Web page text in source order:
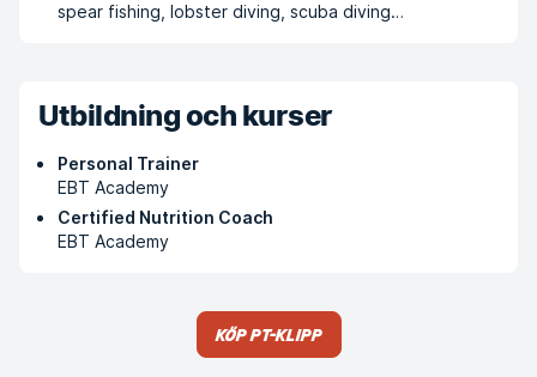
spear fishing, lobster diving, scuba diving…
Utbildning och kurser
Personal Trainer
EBT Academy
Certified Nutrition Coach
EBT Academy
Köp PT-klipp